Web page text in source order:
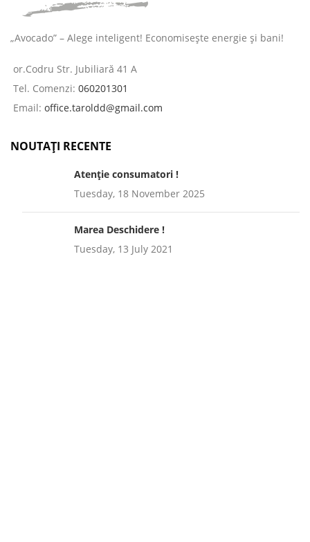
„Avocado” – Alege inteligent! Economisește energie și bani!
or.Codru Str. Jubiliară 41 A
Tel. Comenzi: 060201301
Email: office.taroldd@gmail.com
NOUTAȚI RECENTE
Atenție consumatori !
Tuesday, 18 November 2025
Marea Deschidere !
Tuesday, 13 July 2021